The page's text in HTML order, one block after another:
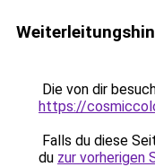
Die von dir
https://
Falls du diese
du zur vorherigen